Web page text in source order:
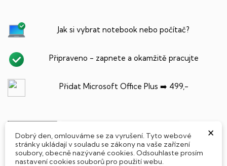
Jak si vybrat notebook nebo počítač?
Připraveno - zapnete a okamžitě pracujte
Přidat Microsoft Office Plus ➡️ 499,-
POPIS PARAMETRY PRODUKTU
SSD Disk
×
Dobrý den, omlouváme se za vyrušení. Tyto webové
stránky ukládají v souladu se zákony na vaše zařízení
soubory, obecně nazývané cookies. Odsouhlaste prosím
nastavení cookies souborů pro použití webu.